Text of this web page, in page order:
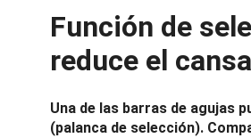
Función de
reduce el
Una de las barras de agujas
(palanca de selección).